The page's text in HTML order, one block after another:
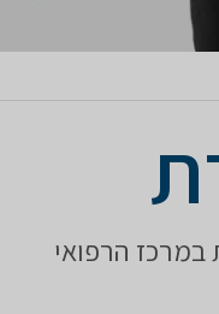
במרכז הרפואי